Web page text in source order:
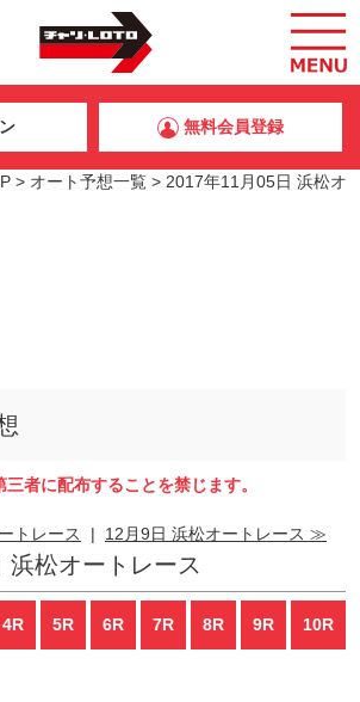
無料会員登録
> オート予想一覧 > 2017年11月05日 浜松オ
者に配布することを禁じます。
トレース | 12月9日 浜松オートレース ≫
浜松オートレース
4R 5R 6R 7R 8R 9R 10R